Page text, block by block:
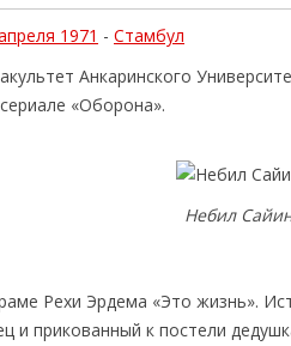
1971 - Стамбул
Анкаринского
«Оборона».
Небил
Рехи Эрдема «Это жизнь».
и прикованный к постели